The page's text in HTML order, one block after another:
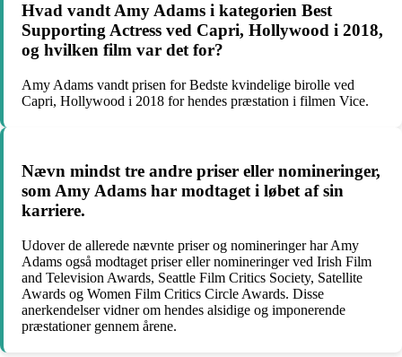
Hvad vandt Amy Adams i kategorien Best
Supporting Actress ved Capri, Hollywood i 2018,
og hvilken film var det for?
Amy Adams vandt prisen for Bedste kvindelige birolle ved
Capri, Hollywood i 2018 for hendes præstation i filmen Vice.
Nævn mindst tre andre priser eller nomineringer,
som Amy Adams har modtaget i løbet af sin
karriere.
Udover de allerede nævnte priser og nomineringer har Amy
Adams også modtaget priser eller nomineringer ved Irish Film
and Television Awards, Seattle Film Critics Society, Satellite
Awards og Women Film Critics Circle Awards. Disse
anerkendelser vidner om hendes alsidige og imponerende
præstationer gennem årene.